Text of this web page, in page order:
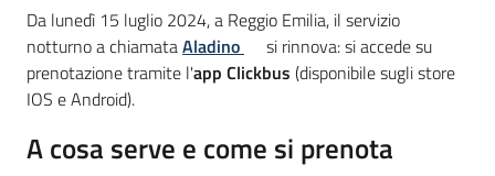
Seguici
su
Introduzione
Da lunedì 15 luglio 2024, a Reggio Emilia, il servizio
notturno a chiamataAladino
si rinnova: si accede su
prenotazione tramite l'app Clickbus (disponibile sugli store
IOS e Android).
A cosa serve e come si prenota